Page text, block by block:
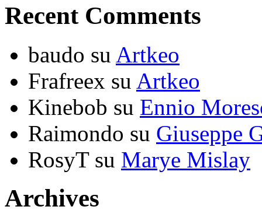
Recent Comments
baudo su Artkeo
Frafreex su Artkeo
Kinebob su Ennio
Raimondo su Giuseppe
RosyTsu Marye Mislay
Archives